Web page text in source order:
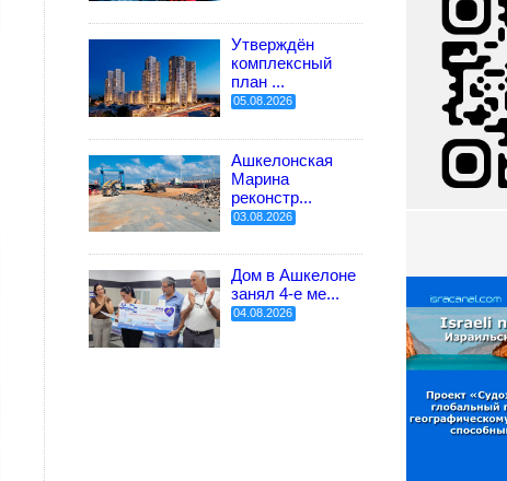
Утверждён
комплексный
план ...
05.08.2026
Ашкелонская
Марина
реконстр...
03.08.2026
Дом в Ашкелоне
занял 4-е ме...
04.08.2026